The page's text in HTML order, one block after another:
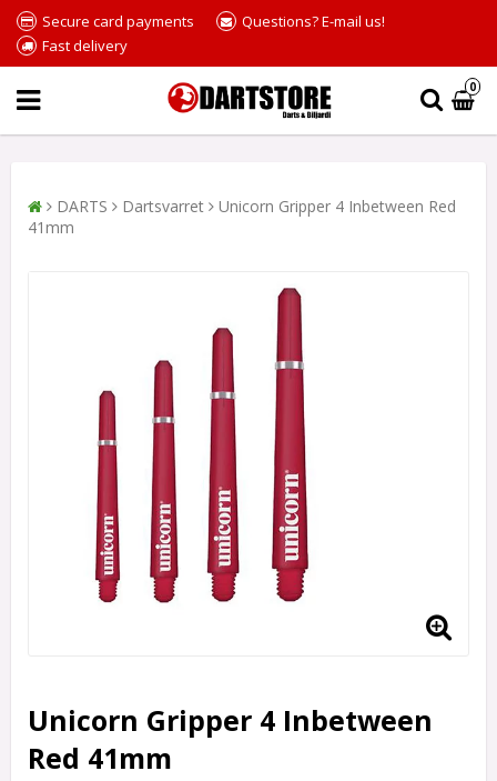
Secure card payments
Questions? E-mail us!
Fast delivery
0
DARTS Dartsvarret
Unicorn Gripper 4 Inbetween Red
41mm
Unicorn Gripper 4 Inbetween
Red 41mm